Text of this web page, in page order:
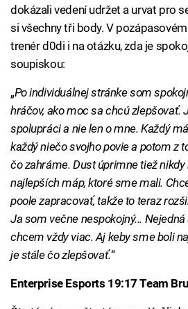
dokázali vedení udržet a urvat pro
si všechny tři body. V
trenér d0di i na otázku, zda je
soupiskou:
„Po individuálnej stránke som
hráčov, ako moc sa chcú zlepšovať.
spolupráci a nie len o mne. Každý
každý niečo svojho povie a potom z
čo zahráme. Dust úprimne tiež nikdy
najlepších máp, ktoré sme mali.
poole zapracovať, takže to teraz
Ja som večne nespokojný... Nejedná
chcem vždy viac. Aj keby sme boli
je stále čo zlepšovať.“
Enterprise Esports 19:17 Team